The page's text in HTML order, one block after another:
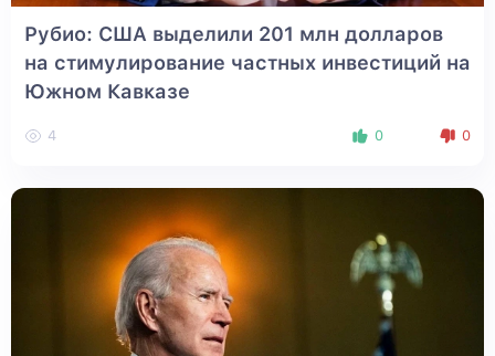
Рубио: США выделили 201 млн долларов
на стимулирование частных инвестиций на
Южном Кавказе
4 0 0